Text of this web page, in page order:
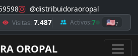
@distribuidoraoropal
Visitas: 7.487 Activos:7 🇺🇸7
OROPAL